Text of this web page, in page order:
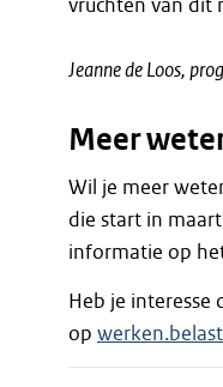
vruchten van dit
Jeanne de Loos, p
Meer
Wil je meer
die start in
informatie op
Heb je interesse
op